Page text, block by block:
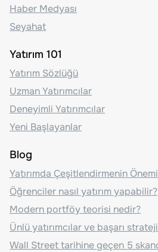
Haber Medyası
Seyahat
Yatırım 101
Yatırım Sözlüğü
Uzman Yatırımcılar
Deneyimli Yatırımcılar
Yeni Başlayanlar
Blog
Yatırımda Çeşitlendirmenin Önemi
Öğrenciler nasıl yatırım yapabilir?
Modern portföy teorisi nedir?
Ünlü yatırımcılar ve başarı
Wall Street tarihine geçen 5